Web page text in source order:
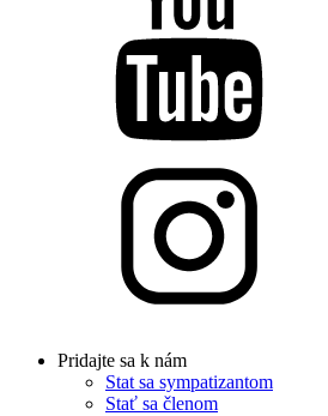
Pridajte sa k nám
Stat sa sympatizantom
Stať sa členom